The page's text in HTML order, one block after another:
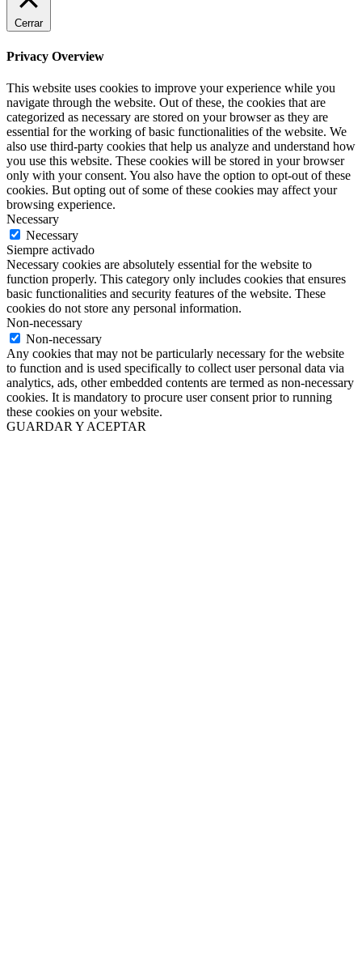
Cerrar
Privacy Overview
This website uses cookies to improve your experience while you
navigate through the website. Out of these, the cookies that are
categorized as necessary are stored on your browser as they are
essential for the working of basic functionalities of the website. We
also use third-party cookies that help us analyze and understand how
you use this website. These cookies will be stored in your browser
only with your consent. You also have the option to opt-out of these
cookies. But opting out of some of these cookies may affect your
browsing experience.
Necessary
Necessary
Siempre activado
Necessary cookies are absolutely essential for the website to
function properly. This category only includes cookies that ensures
basic functionalities and security features of the website. These
cookies do not store any personal information.
Non-necessary
Non-necessary
Any cookies that may not be particularly necessary for the website
to function and is used specifically to collect user personal data via
analytics, ads, other embedded contents are termed as non-necessary
cookies. It is mandatory to procure user consent prior to running
these cookies on your website.
GUARDAR Y ACEPTAR